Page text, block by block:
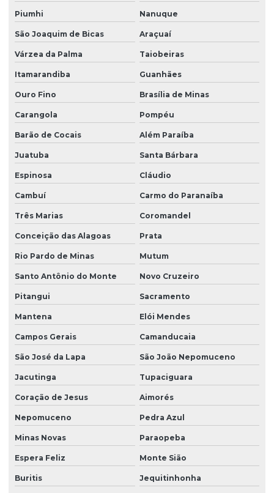
Piumhi Nanuque
São Joaquim de Bicas Araçuaí
Várzea da Palma Taiobeiras
Itamarandiba Guanhães
Ouro Fino Brasília de Minas
Carangola Pompéu
Barão de Cocais Além Paraíba
Juatuba Santa Bárbara
Espinosa Cláudio
Cambuí Carmo do Paranaíba
Três Marias Coromandel
Conceição das Alagoas Prata
Rio Pardo de Minas Mutum
Santo Antônio do Monte Novo Cruzeiro
Pitangui Sacramento
Mantena Elói Mendes
Campos Gerais Camanducaia
São José da Lapa São João Nepomuceno
Jacutinga Tupaciguara
Coração de Jesus Aimorés
Nepomuceno Pedra Azul
Minas Novas Paraopeba
Espera Feliz Monte Sião
Buritis Jequitinhonha